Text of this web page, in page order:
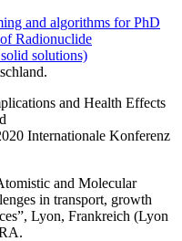
and algorithms for PhD
Radionuclide
solutions)
and Health Effects
Internationale Konferenz
and Molecular
in transport, growth
”, Lyon, Frankreich (Lyon